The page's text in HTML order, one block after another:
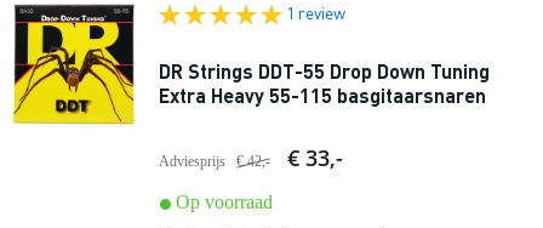
1 review
DR Strings DDT-55 Drop Down Tuning
Extra Heavy 55-115 basgitaarsnaren
Adviesprijs € 42,- € 33,-
Op voorraad